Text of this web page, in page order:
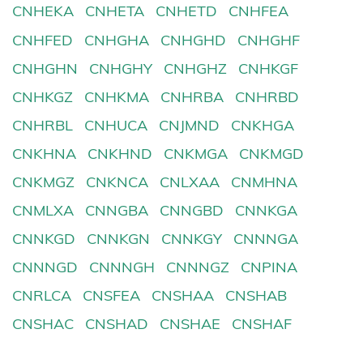
CNHEKA CNHETA CNHETD
CNHFEA
CNHFED
CNHGHA CNHGHD
CNHGHF
CNHGHN
CNHGHY CNHGHZ
CNHKGF
CNHKGZ
CNHKMA CNHRBA
CNHRBD
CNHRBL
CNHUCA CNJMND
CNKHGA
CNKHNA
CNKHND CNKMGA
CNKMGD
CNKMGZ
CNKNCA CNLXAA
CNMHNA
CNMLXA
CNNGBA CNNGBD
CNNKGA
CNNKGD
CNNKGN CNNKGY
CNNNGA
CNNNGD
CNNNGH CNNNGZ
CNPINA
CNRLCA
CNSFEA CNSHAA
CNSHAB
CNSHAC
CNSHAD CNSHAE
CNSHAF